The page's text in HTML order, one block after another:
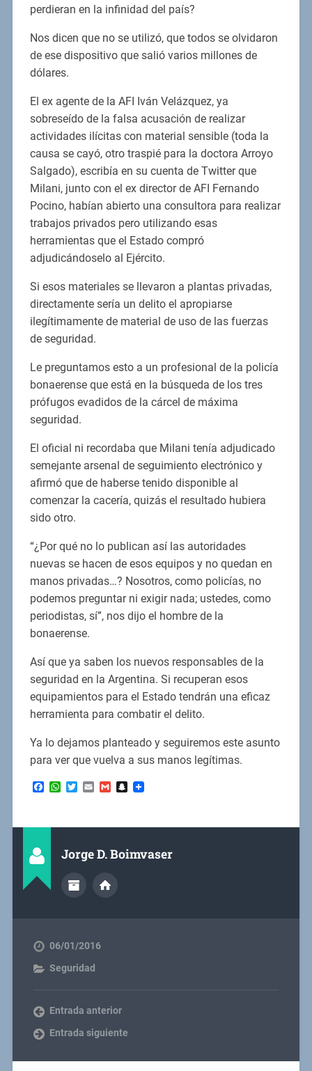
perdieran en la infinidad del país?
Nos dicen que no se utilizó, que todos se olvidaron
de ese dispositivo que salió varios millones de
dólares.
El ex agente de la AFI Iván Velázquez, ya
sobreseído de la falsa acusación de realizar
actividades ilícitas con material sensible (toda la
causa se cayó, otro traspié para la doctora Arroyo
Salgado), escribía en su cuenta de Twitter que
Milani, junto con el ex director de AFI Fernando
Pocino, habían abierto una consultora para realizar
trabajos privados pero utilizando esas
herramientas que el Estado compró
adjudicándoselo al Ejército.
Si esos materiales se llevaron a plantas privadas,
directamente sería un delito el apropiarse
ilegítimamente de material de uso de las fuerzas
de seguridad.
Le preguntamos esto a un profesional de la policía
bonaerense que está en la búsqueda de los tres
prófugos evadidos de la cárcel de máxima
seguridad.
El oficial ni recordaba que Milani tenía adjudicado
semejante arsenal de seguimiento electrónico y
afirmó que de haberse tenido disponible al
comenzar la cacería, quizás el resultado hubiera
sido otro.
“¿Por qué no lo publican así las autoridades
nuevas se hacen de esos equipos y no quedan en
manos privadas…? Nosotros, como policías, no
podemos preguntar ni exigir nada; ustedes, como
periodistas, sí”, nos dijo el hombre de la
bonaerense.
Así que ya saben los nuevos responsables de la
seguridad en la Argentina. Si recuperan esos
equipamientos para el Estado tendrán una eficaz
herramienta para combatir el delito.
Ya lo dejamos planteado y seguiremos este asunto
para ver que vuelva a sus manos legítimas.
Facebook
WhatsApp
Twitter
EmailGmailSnapchat
Jorge D. Boimvaser
06/01/2016
Seguridad
Entrada anterior
Entrada siguiente